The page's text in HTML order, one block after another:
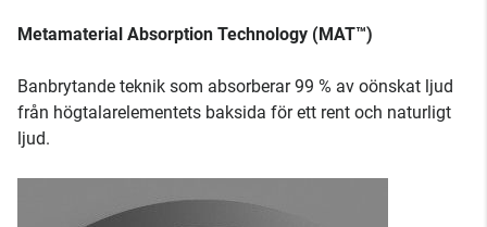
Metamaterial Absorption Technology (MAT™)
Banbrytande teknik som absorberar 99 % av oönskat ljud
från högtalarelementets baksida för ett rent och naturligt
ljud.